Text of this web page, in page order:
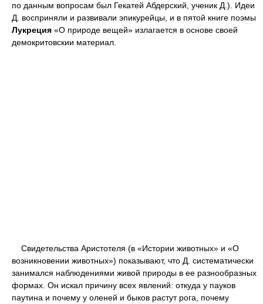
по данным вопросам был Гекатей Абдерский, ученик Д.). Идеи
Д. восприняли и развивали эпикурейцы, и в пятой книге поэмы
Лукреция «О природе вещей» излагается в основе своей
демокритовскии материал.
Свидетельства Аристотеля (в «Истории животных» и «О
возникновении животных») показывают, что Д. систематически
занимался наблюдениями живой природы в ее разнообразных
формах. Он искал причину всех явлений: откуда у пауков
паутина и почему у оленей и быков растут рога, почему